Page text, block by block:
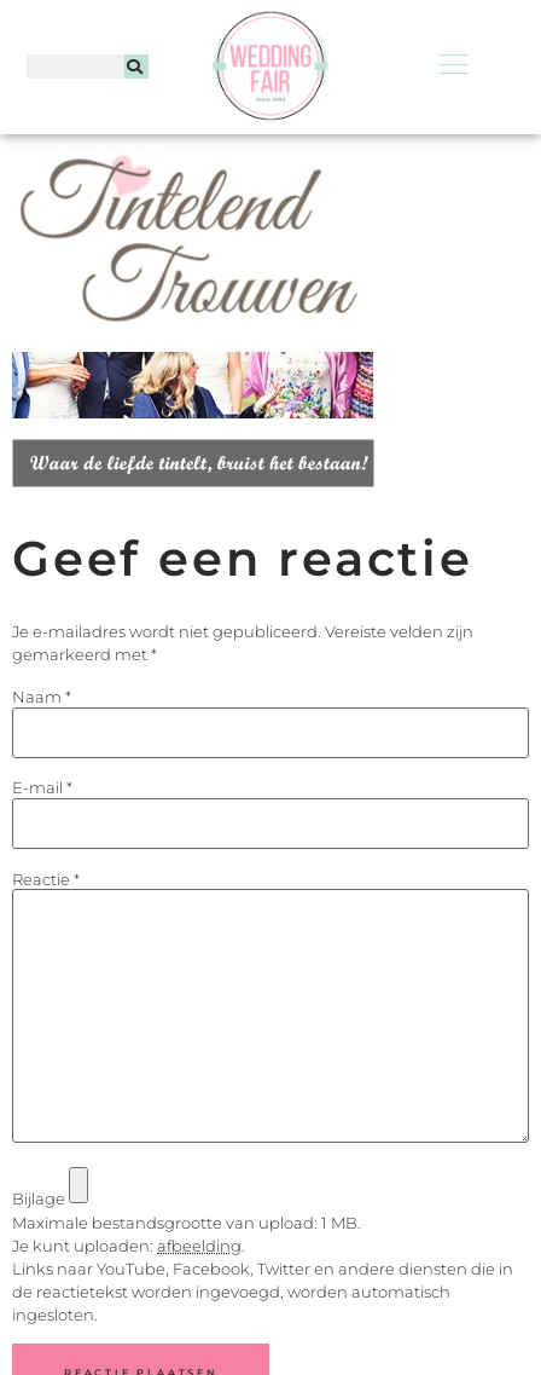
Geef een reactie
Je e-mailadres wordt niet gepubliceerd. Vereiste velden zijn
gemarkeerd met*
Naam *
E-mail *
Reactie *
Bijlage
Maximale bestandsgrootte van upload: 1 MB.
Je kunt uploaden: afbeelding
Links naar YouTube, Facebook, Twitter en andere diensten die in
de reactietekst worden ingevoegd, worden automatisch
ingesloten.